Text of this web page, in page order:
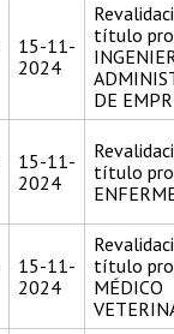
15-11-
2024
título
DE
15-11-
2024
título
15-11-
2024
título
MÉDICO